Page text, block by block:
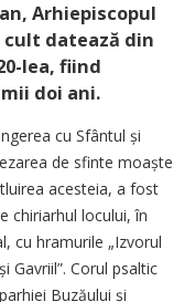
Arhiepiscopul
cult datează din
lea, fiind
doi ani.
cu Sfântul și
de sfinte moaște
acesteia, a fost
chiriarhul locului, în
cu hramurile „Izvorul
Gavriil”. Corul psaltic
Buzăului și